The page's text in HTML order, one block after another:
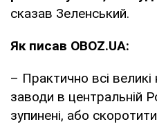
сказав Зеленський.
Як писав OBOZ.UA:
– Практично всі
заводи в центральній
зупинені, або